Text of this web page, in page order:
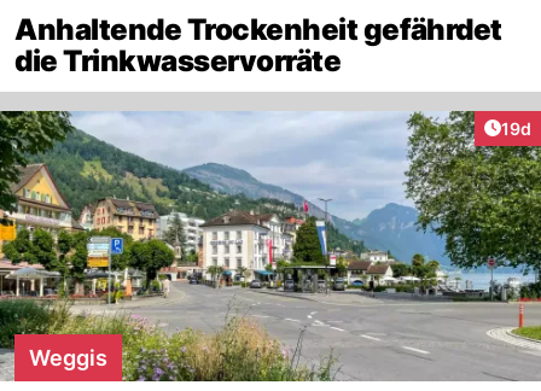
Anhaltende Trockenheit gefährdet
die Trinkwasservorräte
19d
Weggis